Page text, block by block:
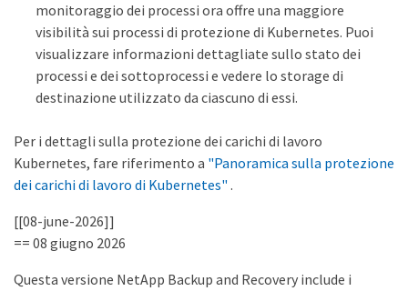
monitoraggio dei processi ora offre una maggiore
visibilità sui processi di protezione di Kubernetes. Puoi
visualizzare informazioni dettagliate sullo stato dei
processi e dei sottoprocessi e vedere lo storage di
destinazione utilizzato da ciascuno di essi.
Per i dettagli sulla protezione dei carichi di lavoro
Kubernetes, fare riferimento a "Panoramica sulla protezione
dei carichi di lavoro di Kubernetes" .
[[08-june-2026]]
== 08 giugno 2026
Questa versione NetApp Backup and Recovery include i